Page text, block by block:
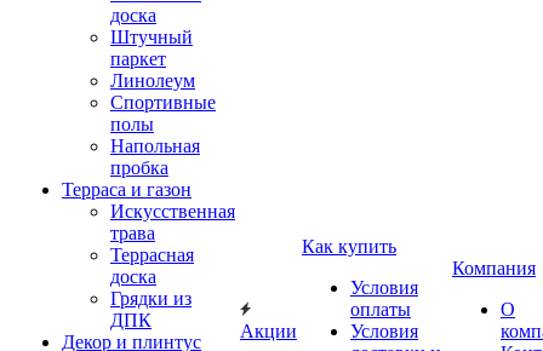
доска
Штучный
паркет
Линолеум
Спортивные
полы
Напольная
пробка
Терраса и газон
Искусственная
трава
Террасная
доска
Грядки из
ДПК
Декор и плинтус
Акции
Как купить
Условия
оплаты
Условия
Компания
О